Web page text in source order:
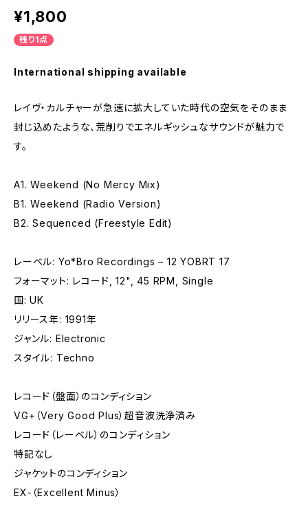
¥1,800
残り1点
International shipping available
レイヴ・カルチャーが急速に拡大していた時代の空気をそのまま
封じ込めたような、荒削りでエネルギッシュなサウンドが魅力で
す。
A1. Weekend (No Mercy Mix)
B1. Weekend (Radio Version)
B2. Sequenced (Freestyle Edit)
レーベル: Yo*Bro Recordings – 12 YOBRT 17
フォーマット: レコード, 12", 45 RPM, Single
国: UK
リリース年: 1991年
ジャンル: Electronic
スタイル: Techno
レコード（盤面）のコンディション
VG+（Very Good Plus）超音波洗浄済み
レコード（レーベル）のコンディション
特記なし
ジャケットのコンディション
EX-（Excellent Minus）